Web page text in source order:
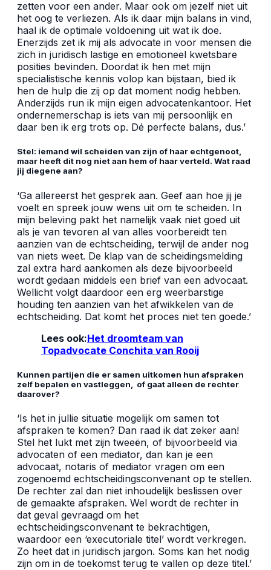
zetten voor een ander. Maar ook om jezelf niet uit
het oog te verliezen. Als ik daar mijn balans in vind,
haal ik de optimale voldoening uit wat ik doe.
Enerzijds zet ik mij als advocate in voor mensen die
zich in juridisch lastige en emotioneel kwetsbare
posities bevinden. Doordat ik hen met mijn
specialistische kennis volop kan bijstaan, bied ik
hen de hulp die zij op dat moment nodig hebben.
Anderzijds run ik mijn eigen advocatenkantoor. Het
ondernemerschap is iets van mij persoonlijk en
daar ben ik erg trots op. Dé perfecte balans, dus.’
Stel: iemand wil scheiden van zijn of haar echtgenoot,
maar heeft dit nog niet aan hem of haar verteld. Wat raad
jij diegene aan?
‘Ga allereerst het gesprek aan. Geef aan hoe jij je
voelt en spreek jouw wens uit om te scheiden. In
mijn beleving pakt het namelijk vaak niet goed uit
als je van tevoren al van alles voorbereidt ten
aanzien van de echtscheiding, terwijl de ander nog
van niets weet. De klap van de scheidingsmelding
zal extra hard aankomen als deze bijvoorbeeld
wordt gedaan middels een brief van een advocaat.
Wellicht volgt daardoor een erg weerbarstige
houding ten aanzien van het afwikkelen van de
echtscheiding. Dat komt het proces niet ten goede.’
Lees ook:Het droomteam van
Topadvocate Conchita van Rooij
Kunnen partijen die er samen uitkomen hun afspraken
zelf bepalen en vastleggen, of gaat alleen de rechter
daarover?
‘Is het in jullie situatie mogelijk om samen tot
afspraken te komen? Dan raad ik dat zeker aan!
Stel het lukt met zijn tweeën, of bijvoorbeeld via
advocaten of een mediator, dan kan je een
advocaat, notaris of mediator vragen om een
zogenoemd echtscheidingsconvenant op te stellen.
De rechter zal dan niet inhoudelijk beslissen over
de gemaakte afspraken. Wel wordt de rechter in
dat geval gevraagd om het
echtscheidingsconvenant te bekrachtigen,
waardoor een ‘executoriale titel’ wordt verkregen.
Zo heet dat in juridisch jargon. Soms kan het nodig
zijn om in de toekomst terug te vallen op deze titel.’